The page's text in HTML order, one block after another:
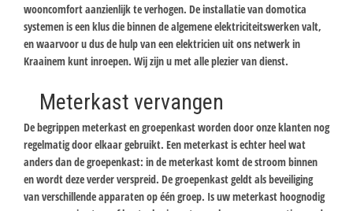
wooncomfort aanzienlijk te verhogen. De installatie van domotica
systemen is een klus die binnen de algemene elektriciteitswerken valt,
en waarvoor u dus de hulp van een elektricien uit ons netwerk in
Kraainem kunt inroepen. Wij zijn u met alle plezier van dienst.
Meterkast vervangen
De begrippen meterkast en groepenkast worden door onze klanten nog
regelmatig door elkaar gebruikt. Een meterkast is echter heel wat
anders dan de groepenkast: in de meterkast komt de stroom binnen
en wordt deze verder verspreid. De groepenkast geldt als beveiliging
van verschillende apparaten op één groep. Is uw meterkast hoognodig